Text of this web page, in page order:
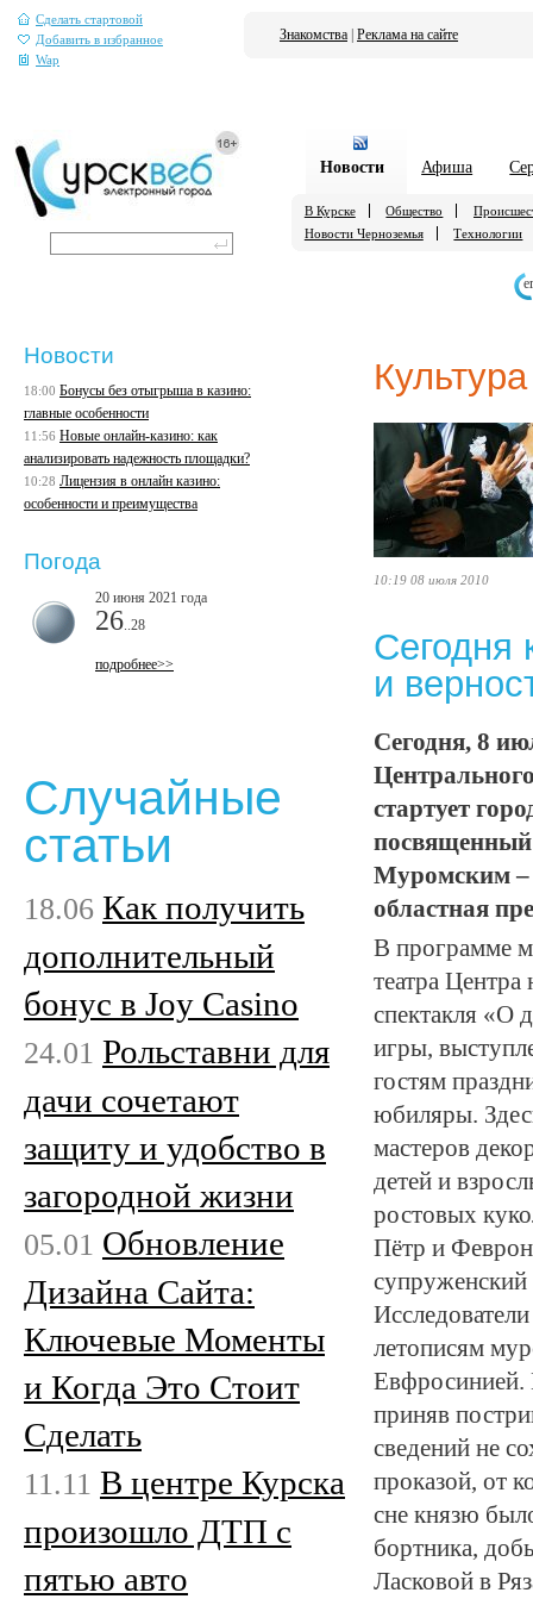
Сделать стартовой
Добавить в избранное
Wap
Знакомства Реклама на сайте
Новости Афиша
В Курске Общество
Новости Черноземья
Технологии
Культура
10:19 08 июля 2010
Сегодня
и
Сегодня, 8
стартует
посвященный
Муромским –
областная
В программе
театра Центра
спектакля «О
игры,
гостям
юбиляры.
мастеров
детей и
ростовых
Пётр и
супруженский
летописям
Евфросинией.
приняв
сведений не
проказой, от
сне князю
бортника,
Ласковой в
Новости
18:00 Бонусы без отыгрыша в казино:
главные особенности
11:56 Новые онлайн-казино: как
анализировать надежность площадки?
10:28 Лицензия в онлайн казино:
особенности и преимущества
Погода
20 июня 2021 года
26 ..28
подробнее>>
Случайные
статьи
18.06 Как получить
дополнительный
бонус в Joy Casino
24.01 Рольставни для
дачи сочетают
защиту и удобство в
загородной жизни
05.01 Обновление
Дизайна Сайта:
Ключевые Моменты
и Когда Это Стоит
Сделать
11.11 В центре Курска
произошло ДТП с
пятью авто